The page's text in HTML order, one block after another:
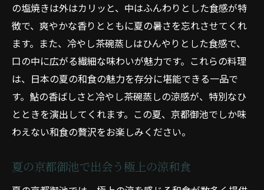
の塩焼きは外はカリッと、中はふんわりとした食感が特
徴で、爽やかな香りとともに夏の暑さを忘れさせてくれ
ます。また、冷やし茶碗蒸しはひんやりとした食感で、
口の中に広がる繊細な味わいが魅力です。これらの料理
は、日本の夏の和食の魅力を存分に堪能できる一品で
す。鮎の香ばしさと冷やし茶碗蒸しの涼感が、特別なひ
とときを演出してくれます。この夏、京都御池でしか味
わえない和食の贅沢をお楽しみください。
夏の京都御池で出会う極上の涼和食